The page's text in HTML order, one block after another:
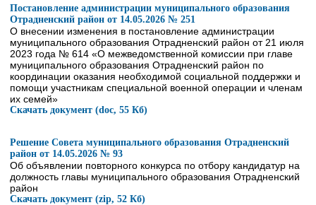
Постановление администрации муниципального образования
Отрадненский район от 14.05.2026 № 251
О внесении изменения в постановление администрации
муниципального образования Отрадненский район от 21 июля
2023 года № 614 «О межведомственной комиссии при главе
муниципального образования Отрадненский район по
координации оказания необходимой социальной поддержки и
помощи участникам специальной военной операции и членам
их семей»
Скачать документ (doc, 55 Кб)
Решение Совета муниципального образования Отрадненский
район от 14.05.2026 № 93
Об объявлении повторного конкурса по отбору кандидатур на
должность главы муниципального образования Отрадненский
район
Скачать документ (zip, 52 Кб)